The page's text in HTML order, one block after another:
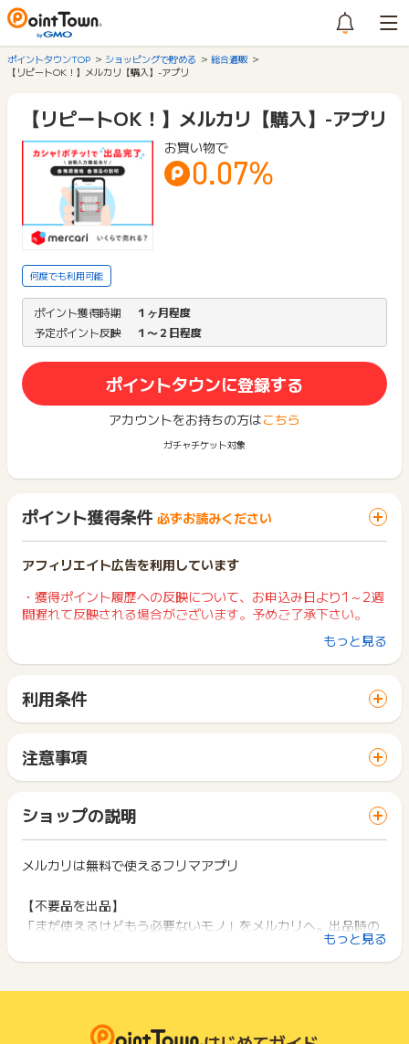
ポイントタウンTOP ショッピングで貯める
総合通販
【リピートOK！】メルカリ【購入】-アプリ
【リピートOK！】メルカリ【購入】-アプリ
お買い物で
0.07%
何度でも利用可能
ポイント獲得時期
１ヶ月程度
予定ポイント反映
１〜２日程度
ポイントタウンに登録する
アカウントをお持ちの方はこちら
ガチャチケット対象
ポイント獲得条件 必ずお読みください
アフィリエイト広告を利用しています
・獲得ポイント履歴への反映について、お申込み日より1～2週
間遅れて反映される場合がございます。予めご了承下さい。
・アプリ上での購入後、30日以内の取引完了した成果が対象と
・メルカリ公式サイトに遷移する前に、アプリインストール・
アプリ上での会員登録（登録済みのユーザーはログイン）を行
・クーポンやポイント使用の場合は使用後の金額での算出とな
ります。
・広告クリック後、他サイトへ遷移せずそのまま購入までお進
みください。
※もしメルカリアプリ以外に遷移した場合は、再度広告をクリ
ックしたのちに購入を行ってください。
・広告クリック後、1時間以上経過した場合は、再度広告をク
・バッチ処理により、管理画面の成果反映がリアルタイムで表
示されず、発生日より1～2週間遅れて成果管理画面上へ反映さ
※現在、クライアント都合により、管理画面への成果反映まで4
成果反映可能となり次第順次反映を行ってまいります。
もっと見る
利用条件
サイトに移動してからお申し込みやお買い物が完了するまでの
間に、同じブラウザ（※）で他のサイトに移動した場合はポイン
ト獲得ができません。
「 ショッピングでポイントGET 」ボタンを押した時とサービ
ス・お買い物利用時で、デバイス・ブラウザが異なる場合はポ
イント獲得ができません。
2回以上同じお買い物・サービスをご利用される場合は、毎回
タンを押してからご利用ください。
下記の事項に該当する場合、広告主側で対象外とみなし、「獲
い物を複数回ご利用された場合
て一度でも同サービス・お買い物を利用されたことがある場合
ご利用前には、Cookieの削除をおこなっていただくことを推奨
注意事項
一部のサービスにつきましては、1商品につき10円単位の金額
は切り捨てとなります。
ポイント獲得が1ポイント未満のものは切り捨てとなり、ポイ
ント履歴には記載されません。
原則として広告主側のポイント等を利用して支払われた金額分
につきましては、ポイントタウンのポイント獲得の対象には含
まれません。
広告主が運営しているサービスの都合もしくは会員様の都合で
商品の交換や一部でもキャンセルされた場合、ポイントが無効
になる可能性もございます。
条件を達成しているかどうかは各広告主ではなく、代理店が行
ショップの説明
メルカリは無料で使えるフリマアプリ
【不要品を出品】
「まだ使えるけどもう必要ないモノ」をメルカリへ。出品時の
売りたい商品を撮影し、案内にそって商品の状態や価格、配送
【欲しい物を買う】
もっと見る